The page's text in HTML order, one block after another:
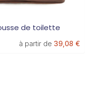
de toilette
à partir de 39,08 €